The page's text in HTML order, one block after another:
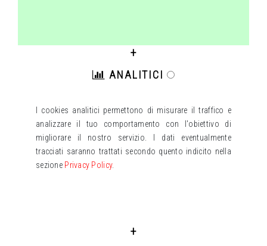
+
ANALITICI
I cookies analitici permettono di misurare il traffico e
analizzare il tuo comportamento con l'obiettivo di
migliorare il nostro servizio. I dati eventualmente
tracciati saranno trattati secondo quento indicito nella
sezione Privacy Policy.
+